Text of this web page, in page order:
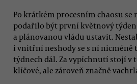
Po krátkém procesním chaosu se
podařilo být první květnový
a plánovanou vládu ustavit.
i vnitřní neshody se s ní nicméně
týdnech dál. Za vypíchnutí stojí v
klíčové, ale zároveň značně